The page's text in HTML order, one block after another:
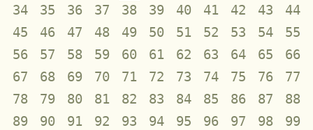
34
35 36 37 38 39 40 41 42 43
44
45
46 47 48 49 50 51 52 53 54
55
56
57 58 59 60 61 62 63 64 65
66
67
68 69 70 71 72 73 74 75 76
77
78
79 80 81 82 83 84 85 86 87
88
89
90 91 92 93 94 95 96 97 98
99